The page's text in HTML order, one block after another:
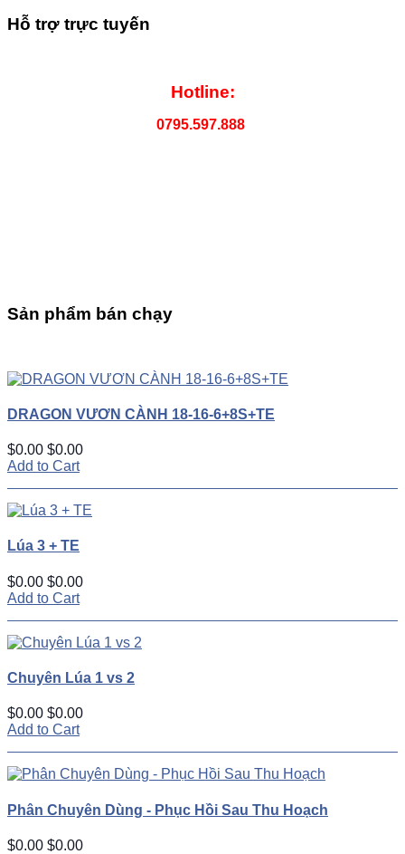
Hỗ trợ trực tuyến
Hotline:
0795.597.888
Sản phẩm bán chạy
DRAGON VƯƠN CÀNH 18-16-6+8S+TE
$0.00 $0.00
Add to Cart
Lúa 3 + TE
$0.00 $0.00
Add to Cart
Chuyên Lúa 1 vs 2
$0.00 $0.00
Add to Cart
Phân Chuyên Dùng - Phục Hồi Sau Thu Hoạch
$0.00 $0.00